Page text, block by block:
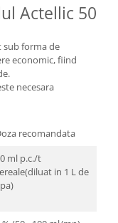
Actellic 50
sub forma de
economic, fiind
necesara
recomandata
ml p.c./t
in 1 L de